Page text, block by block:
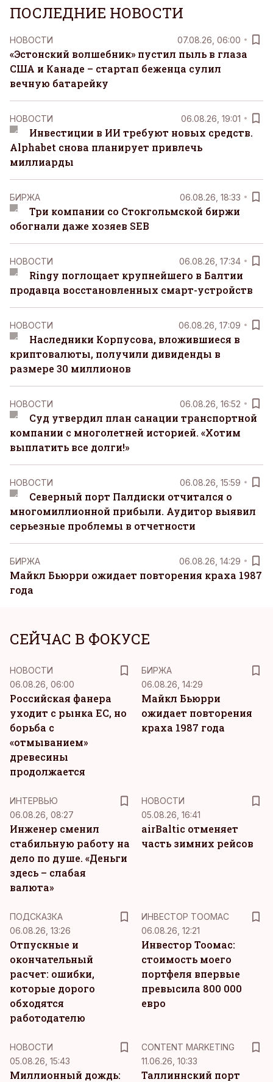
ПОСЛЕДНИЕ НОВОСТИ
НОВОСТИ 07.08.26, 06:00
«Эстонский волшебник» пустил пыль в глаза
США и Канаде – стартап беженца сулил
вечную батарейку
НОВОСТИ 06.08.26, 19:01
Инвестиции в ИИ требуют новых средств.
Alphabet снова планирует привлечь
миллиарды
БИРЖА 06.08.26, 18:33
Три компании со Стокгольмской биржи
обогнали даже хозяев SEB
НОВОСТИ 06.08.26, 17:34
Ringy поглощает крупнейшего в Балтии
продавца восстановленных смарт-устройств
НОВОСТИ 06.08.26, 17:09
Наследники Корпусова, вложившиеся в
криптовалюты, получили дивиденды в
размере 30 миллионов
НОВОСТИ 06.08.26, 16:52
Суд утвердил план санации транспортной
компании с многолетней историей. «Хотим
выплатить все долги!»
НОВОСТИ 06.08.26, 15:59
Северный порт Палдиски отчитался о
многомиллионной прибыли. Аудитор выявил
серьезные проблемы в отчетности
БИРЖА 06.08.26, 14:29
Майкл Бьюрри ожидает повторения краха 1987
года
СЕЙЧАС В ФОКУСЕ
НОВОСТИ
06.08.26, 06:00
Российская фанера
уходит с рынка ЕС, но
борьба с
«отмыванием»
древесины
продолжается
БИРЖА
06.08.26, 14:29
Майкл Бьюрри
ожидает повторения
краха 1987 года
ИНТЕРВЬЮ
06.08.26, 08:27
Инженер сменил
стабильную работу на
дело по душе. «Деньги
здесь – слабая
валюта»
НОВОСТИ
05.08.26, 16:41
airBaltic отменяет
часть зимних рейсов
ПОДСКАЗКА
06.08.26, 13:26
Отпускные и
окончательный
расчет: ошибки,
которые дорого
обходятся
работодателю
ИНВЕСТОР ТООМАС
06.08.26, 12:21
Инвестор Тоомас:
стоимость моего
портфеля впервые
превысила 800 000
евро
НОВОСТИ
05.08.26, 15:43
Миллионный дождь:
CONTENT MARKETING
11.06.26, 10:33
Таллиннский порт